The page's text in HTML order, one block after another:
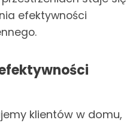
efektywności
klientów w domu,